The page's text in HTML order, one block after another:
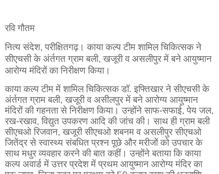
रवि गौतम
नित्य संदेश, परीक्षितगढ़। काया कल्प टीम शामिल चिकित्सक ने
सीएचसी के अंर्तगत ग्राम बली, खजूरी व असलीपुर में बने आयुष्मान
आरोग्य मंदिरों का निरीक्षण किया।
काया कल्प टीम में शामिल चिकित्सक डॉ. इफ्तिखार ने सीएचसी के
अंर्तगत ग्राम बली, खजूरी व असीलपुर में बने आरोग्य आयुष्मान
मंदिरों की गहनता से निरीक्षण किया। उन्होंने साफ-सफाई, पेय जल,
रख-रखाव, विद्युत उपकरण आदि की जांच की। साथ ही ग्राम बली
सीएचओ रिजवान, खजूरी सीएचओ शबनम व असलीपुर सीएचओ
जितेंद्र से स्वास्थ्य संबधित प्रश्न पूछे और मरीजों को उपचार के
साथ मधुर व्यवहार करने की बात कहीं। उन्होंने बताया कि काया
कल्प अवार्ड में उत्तर प्रदेश में प्रथम आयुष्मान आरोग्य मंदिर का